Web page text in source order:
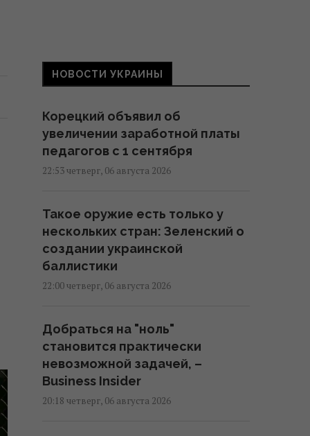
НОВОСТИ УКРАИНЫ
Корецкий объявил об
увеличении заработной платы
педагогов с 1 сентября
22:53 четверг, 06 августа 2026
Такое оружие есть только у
нескольких стран: Зеленский о
создании украинской
баллистики
22:00 четверг, 06 августа 2026
Добраться на "ноль"
становится практически
невозможной задачей, –
Business Insider
20:18 четверг, 06 августа 2026